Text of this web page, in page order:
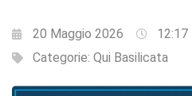
20 Maggio 2026
12:17
Categorie: Qui Basilicata